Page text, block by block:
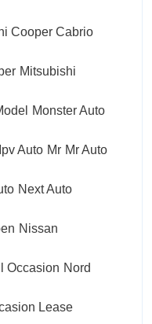
Cooper Cabrio
Mitsubishi
Monster Auto
Auto Mr Mr Auto
Next Auto
Nissan
Occasion Nord
Lease